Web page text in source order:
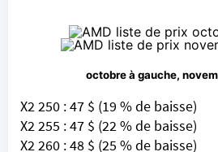
octobre à gauche,
X2 250 : 47 $ (19 % de baisse)
X2 255 : 47 $ (22 % de baisse)
X2 260 : 48 $ (25 % de baisse)